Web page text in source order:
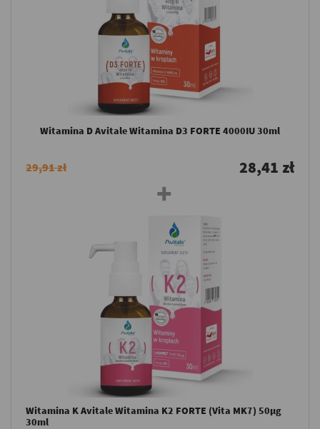
Witamina D Avitale Witamina D3 FORTE 4000IU 30ml
29,91 zł 28,41 zł
Witamina K Avitale Witamina K2 FORTE (Vita MK7) 50µg
30ml